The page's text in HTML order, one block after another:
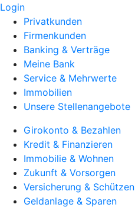
Login
Privatkunden
Firmenkunden
Banking & Verträge
Meine Bank
Service & Mehrwerte
Immobilien
Unsere Stellenangebote
Girokonto & Bezahlen
Kredit & Finanzieren
Immobilie & Wohnen
Zukunft & Vorsorgen
Versicherung & Schützen
Geldanlage & Sparen